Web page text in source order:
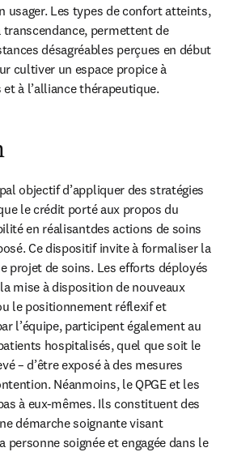
usager. Les types de confort atteints,
permettent de
désagréables perçues en début
cultiver un espace propice à
et à l’alliance thérapeutique.
objectif d’appliquer des stratégies
le crédit porté aux propos du
en réalisantdes actions de soins
Ce dispositif invite à formaliser la
projet de soins. Les efforts déployés
mise à disposition de nouveaux
le positionnement réflexif et
l’équipe, participent également au
hospitalisés, quel que soit le
– d’être exposé à des mesures
Néanmoins, le QPGE et les
à eux-mêmes. Ils constituent des
démarche soignante visant
personne soignée et engagée dans le